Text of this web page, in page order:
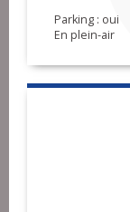
Parking : oui
En plein-air